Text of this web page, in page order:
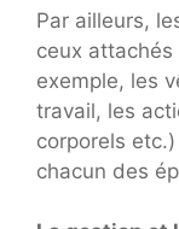
Par ailleurs,
ceux
exemple, les
travail, les
corporels
chacun des